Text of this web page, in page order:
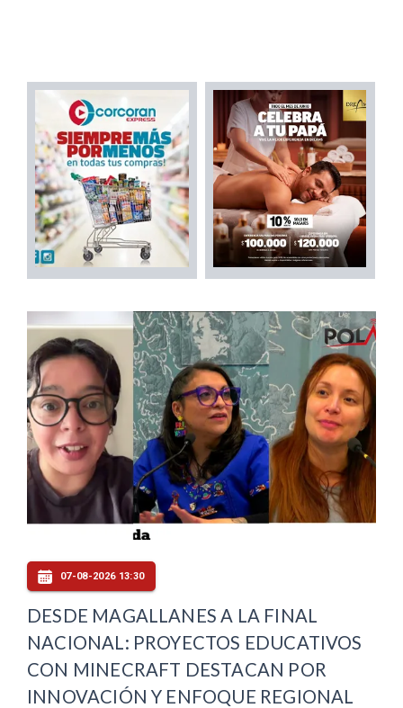
07-08-2026 13:30
DESDE MAGALLANES A LA FINAL
NACIONAL: PROYECTOS EDUCATIVOS
CON MINECRAFT DESTACAN POR
INNOVACIÓN Y ENFOQUE REGIONAL